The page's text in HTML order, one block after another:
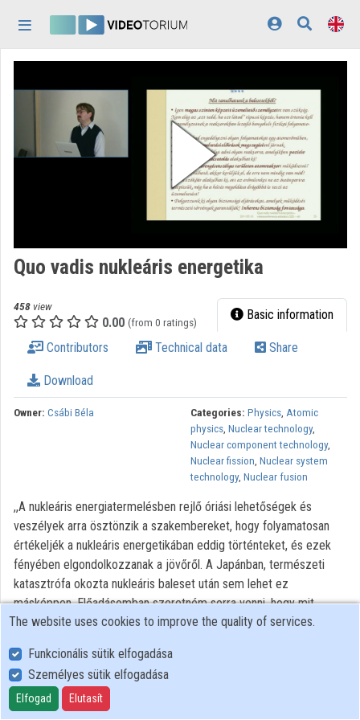
Discovery
Contributors
Appearance:
Quo vadis nukleáris energetika
458 view
0.00 (from 0 ratings) Basic information
Contributors Technical data Share
Download
Owner: Csábi Béla Categories: Physics, Atomic
physics, Nuclear technology,
Nuclear component technology,
Nuclear fission, Nuclear system
technology, Nuclear fusion
,,A nukleáris energiatermelésben rejlő óriási lehetőségek és
veszélyek arra ösztönzik a szakembereket, hogy folyamatosan
értékeljék a nukleáris energetikában eddig történteket, és ezek
fényében elgondolkozzanak a jövőről. A Japánban, természeti
katasztrófa okozta nukleáris baleset után sem lehet ez
másképpen. Előadásomban szeretném sorra venni, hogy mit
köszönhetünk a nukleáris energetikának, és hogy mit is
talán sikerül valamilyen módon választ adni az előadás címében
feltett kérdésre is." - Berta Miklós
The website uses cookies to improve the quality of services.
Funkcionális sütik elfogadása
Személyes sütik elfogadása
Elfogad Elutasít